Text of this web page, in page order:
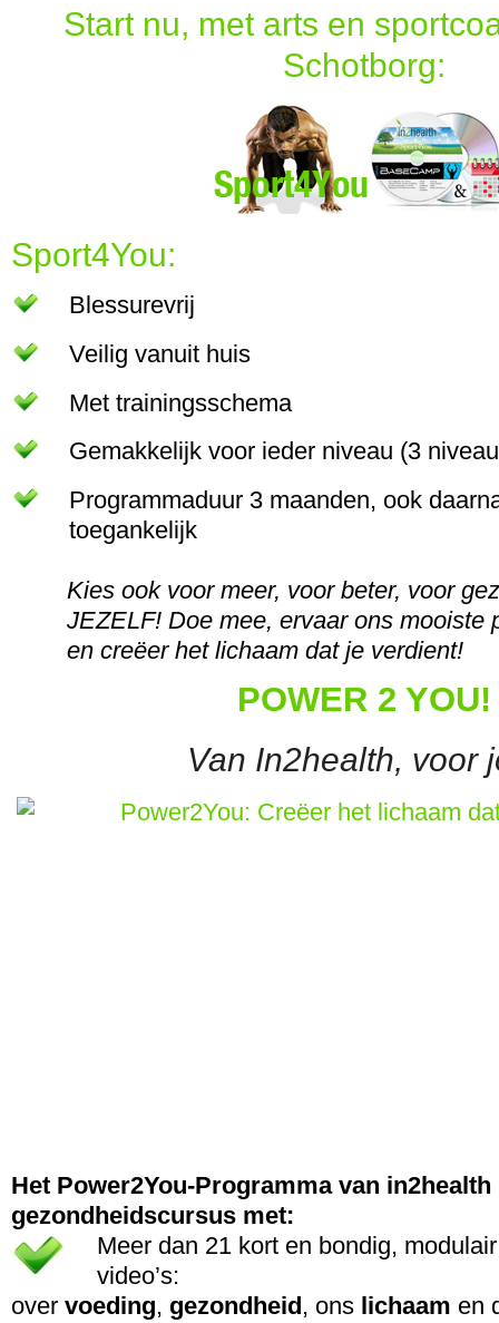
Start nu, met arts en
Schotborg:
Sport4You:
Blessurevrij
Veilig vanuit huis
Met trainingsschema
Gemakkelijk voor ieder niveau (3
Programmaduur 3 maanden, ook
toegankelijk
Kies ook voor meer, voor beter, voor
JEZELF! Doe mee, ervaar ons mooiste
en creëer het lichaam dat je verdient!
POWER 2 YOU!
Van In2health, voor
Het Power2You-Programma van
gezondheidscursus met:
Meer dan 21 kort en bondig,
video’s:
over voeding, gezondheid, ons lichaam en